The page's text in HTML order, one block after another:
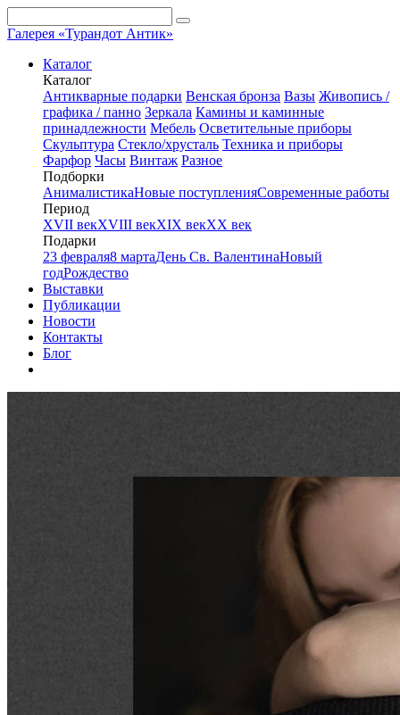
Галерея «Турандот Антик»
Каталог
Каталог
Антикварные подарки Венская бронза Вазы Живопись /
графика / панно Зеркала Камины и каминные
принадлежности Мебель Осветительные приборы
Скульптура Стекло/хрусталь Техника и приборы
Фарфор Часы Винтаж Разное
Подборки
АнималистикаНовые поступленияСовременные работы
Период
XVII векXVIII векXIX векXX век
Подарки
23 февраля8 мартаДень Св. ВалентинаНовый
годРождество
Выставки
Публикации
Новости
Контакты
Блог